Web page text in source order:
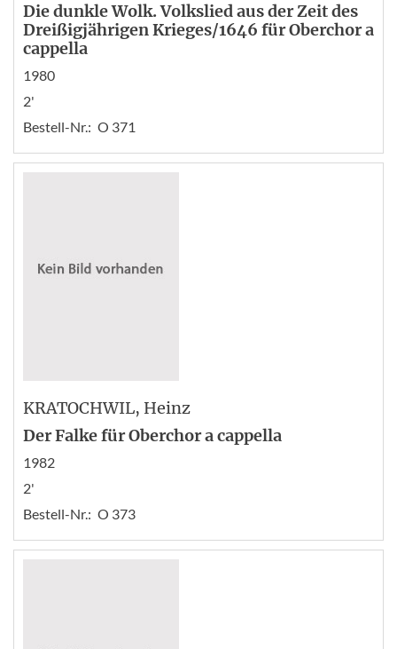
Die dunkle Wolk. Volkslied aus der Zeit des
Dreißigjährigen Krieges/1646 für Oberchor a
cappella
1980
2'
Bestell-Nr.: O 371
KRATOCHWIL, Heinz
Der Falke für Oberchor a cappella
1982
2'
Bestell-Nr.: O 373